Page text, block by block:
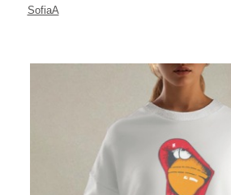
SofiaA